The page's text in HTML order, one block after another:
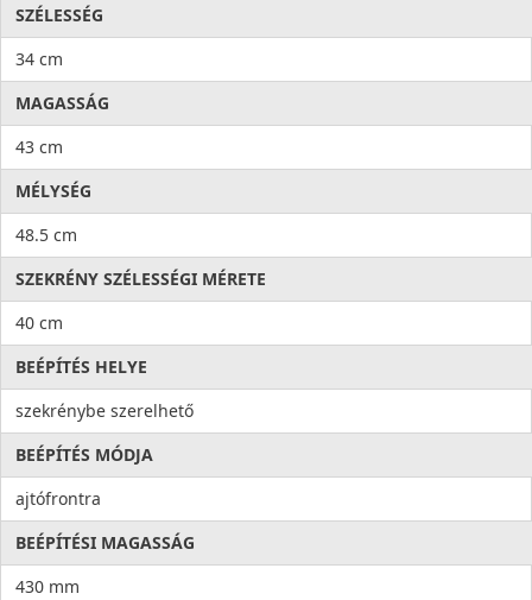
SZÉLESSÉG
34 cm
MAGASSÁG
43 cm
MÉLYSÉG
48.5 cm
SZEKRÉNY SZÉLESSÉGI MÉRETE
40 cm
BEÉPÍTÉS HELYE
szekrénybe szerelhető
BEÉPÍTÉS MÓDJA
ajtófrontra
BEÉPÍTÉSI MAGASSÁG
430 mm